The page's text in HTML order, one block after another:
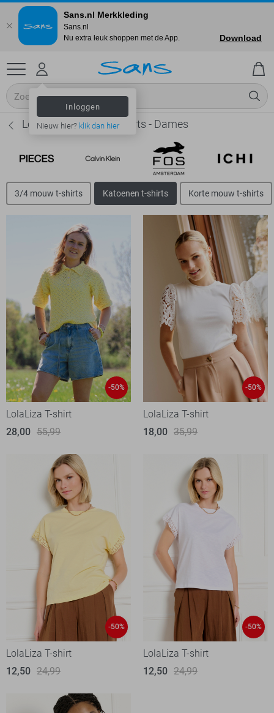
Inloggen
Nieuw hier? klik dan hier
LolaLiza Katoenen t-shirts - Dames
3/4 mouw t-shirts Katoenen t-shirts Korte mouw t-shirts
-50%
LolaLiza T-shirt
28,00 55,99
-50%
LolaLiza T-shirt
18,00 35,99
-50%
LolaLiza T-shirt
12,50 24,99
-50%
LolaLiza T-shirt
12,50 24,99
Sans.nl Merkkleding
Sans.nl
Nu extra leuk shoppen met de App.
Download